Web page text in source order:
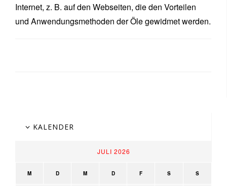
Internet, z. B. auf den Webseiten, die den Vorteilen
und Anwendungsmethoden der Öle gewidmet werden.
KALENDER
JULI 2026
M D M D F S S